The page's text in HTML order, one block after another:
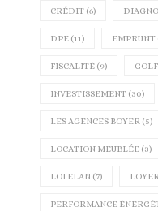
CRÉDIT (6)
DPE (11) EMPRUNT
FISCALITÉ (9)
INVESTISSEMENT (30)
LES AGENCES BOYER (5)
LOCATION MEUBLÉE (3)
LOI ELAN (7)
PERFORMANCE